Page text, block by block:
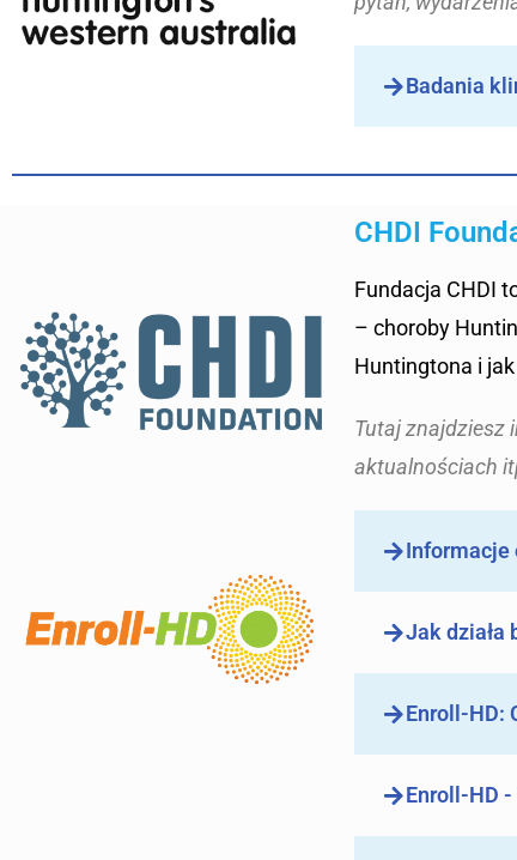
Badania
CHDI
Fundacja CHDI
– choroby
Huntingtona i
Tutaj znajdziesz
aktualnościach
Informacje
Jak działa
Enroll-HD:
Enroll-HD